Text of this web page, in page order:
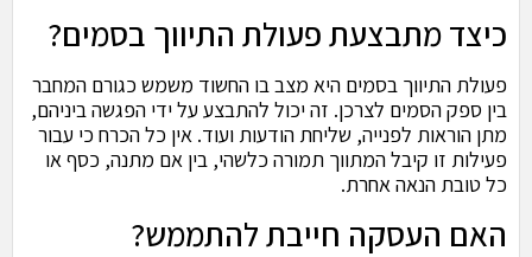
כיצד מתבצעת פעולת התיווך בסמים?
פעולת התיווך בסמים היא מצב בו החשוד משמש כגורם המחבר
בין ספק הסמים לצרכן. זה יכול להתבצע על ידי הפגשה ביניהם,
מתן הוראות לפנייה, שליחת הודעות ועוד. אין כל הכרח כי עבור
פעילות זו קיבל המתווך תמורה כלשהי, בין אם מתנה, כסף או
כל טובת הנאה אחרת.
האם העסקה חייבת להתממש?